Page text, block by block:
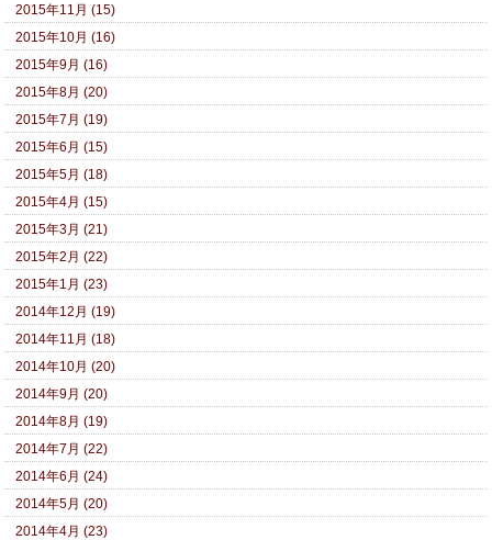
2015年11月 (15)
2015年10月 (16)
2015年9月 (16)
2015年8月 (20)
2015年7月 (19)
2015年6月 (15)
2015年5月 (18)
2015年4月 (15)
2015年3月 (21)
2015年2月 (22)
2015年1月 (23)
2014年12月 (19)
2014年11月 (18)
2014年10月 (20)
2014年9月 (20)
2014年8月 (19)
2014年7月 (22)
2014年6月 (24)
2014年5月 (20)
2014年4月 (23)